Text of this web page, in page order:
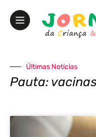
Últimas Notícias
Pauta: